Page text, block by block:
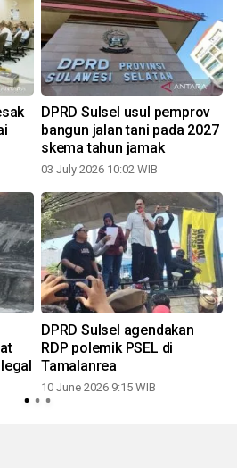
DPRD Sulsel usul pemprov
bangun jalan tani pada 2027
skema tahun jamak
03 July 2026 10:02 WIB
DPRD Sulsel agendakan
RDP polemik PSEL di
Tamalanrea
10 June 2026 9:15 WIB